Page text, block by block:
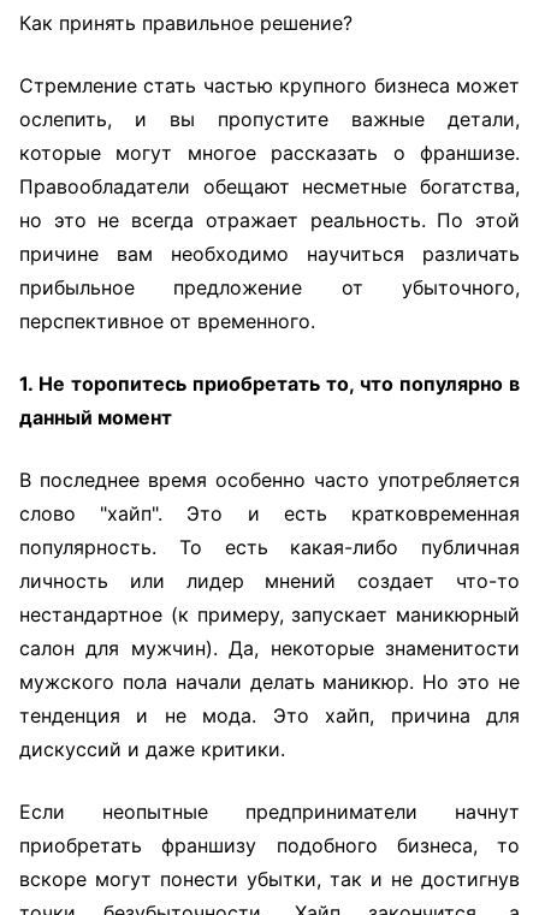
Как принять правильное решение?
Стремление стать частью крупного бизнеса может
ослепить, и вы пропустите важные детали,
которые могут многое рассказать о франшизе.
Правообладатели обещают несметные богатства,
но это не всегда отражает реальность. По этой
причине вам необходимо научиться различать
прибыльное предложение от убыточного,
перспективное от временного.
1. Не торопитесь приобретать то, что популярно в
данный момент
В последнее время особенно часто употребляется
слово "хайп". Это и есть кратковременная
популярность. То есть какая-либо публичная
личность или лидер мнений создает что-то
нестандартное (к примеру, запускает маникюрный
салон для мужчин). Да, некоторые знаменитости
мужского пола начали делать маникюр. Но это не
тенденция и не мода. Это хайп, причина для
дискуссий и даже критики.
Если неопытные предприниматели начнут
приобретать франшизу подобного бизнеса, то
вскоре могут понести убытки, так и не достигнув